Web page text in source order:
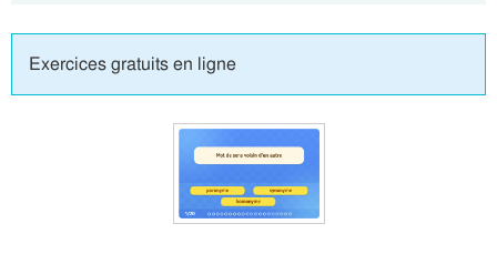
Exercices gratuits en ligne